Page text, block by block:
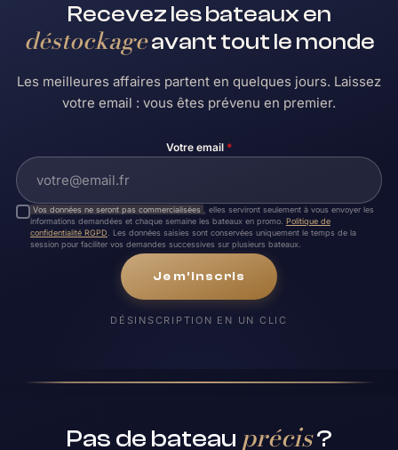
Recevez les bateaux en
déstockageavant tout le monde
Les meilleures affaires partent en quelques jours. Laissez
votre email : vous êtes prévenu en premier.
Votre email *
Vos données ne seront pas commercialisées
, elles serviront seulement à vous envoyer les
informations demandées et chaque semaine les bateaux en promo. Politique de
confidentialité RGPD . Les données saisies sont conservées uniquement le temps de la
session pour faciliter vos demandes successives sur plusieurs bateaux.
Je m'inscris
DÉSINSCRIPTION EN UN CLIC
Pas de bateau précis?